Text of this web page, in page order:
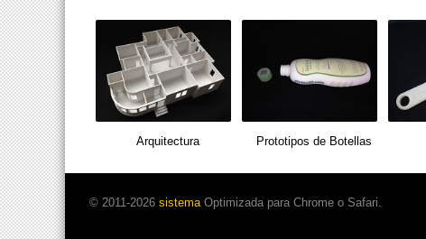
Arquitectura Prototipos de Botellas
© 2011-2026 sistemaOptimizada para Chrome o Safari.